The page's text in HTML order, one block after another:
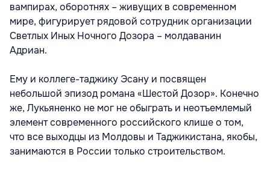
вампирах, оборотнях – живущих в современном
мире, фигурирует рядовой сотрудник организации
Светлых Иных Ночного Дозора – молдаванин
Адриан.
Ему и коллеге-таджику Эсану и посвящен
небольшой эпизод романа «Шестой Дозор». Конечно
же, Лукьяненко не мог не обыграть и неотъемлемый
элемент современного российского клише о том,
что все выходцы из Молдовы и Таджикистана, якобы,
занимаются в России только строительством.